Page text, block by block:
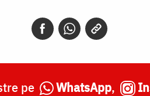
pe WhatsApp,